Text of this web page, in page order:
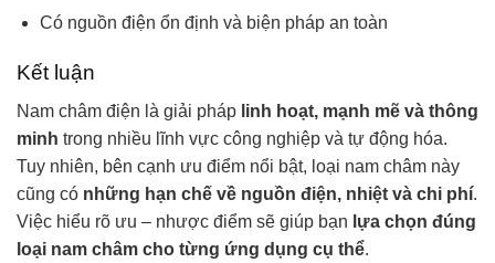
Có nguồn điện ổn định và biện pháp an toàn
Kết luận
Nam châm điện là giải pháp linh hoạt, mạnh mẽ và thông
minh trong nhiều lĩnh vực công nghiệp và tự động hóa.
Tuy nhiên, bên cạnh ưu điểm nổi bật, loại nam châm này
cũng có những hạn chế về nguồn điện, nhiệt và chi phí.
Việc hiểu rõ ưu – nhược điểm sẽ giúp bạn lựa chọn đúng
loại nam châm cho từng ứng dụng cụ thể.